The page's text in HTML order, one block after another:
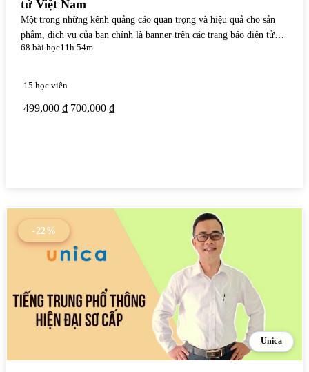
tử Việt Nam
Một trong những kênh quảng cáo quan trọng và hiệu quả cho sản
phẩm, dịch vụ của bạn chính là banner trên các trang báo điện tử
Việt Nam. Khóa học này giúp bạn nắm được các kỹ năng về thiết kế
68 bài học11h 54m
15 học viên
499,000 ₫ 700,000 ₫
-22%
Unica